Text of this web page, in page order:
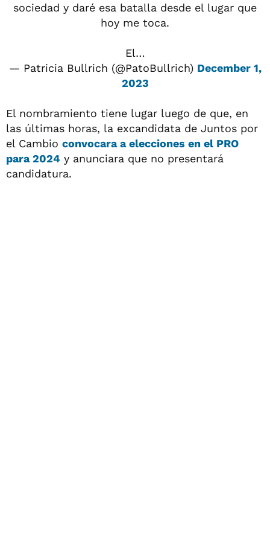
sociedad y daré esa batalla desde el lugar que
hoy me toca.
El…
— Patricia Bullrich (@PatoBullrich) December 1,
2023
El nombramiento tiene lugar luego de que, en
las últimas horas, la excandidata de Juntos por
el Cambio convocara a elecciones en el PRO
para 2024 y anunciara que no presentará
candidatura.